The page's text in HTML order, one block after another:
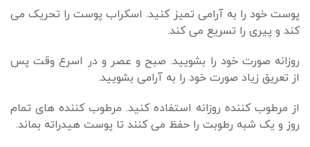
پوست خود را به آرامی تمیز کنید. اسکراب پوست را تحریک می
کند و پیری را تسریع می کند.
روزانه صورت خود را بشویید. صبح و عصر و در اسرع وقت پس
از تعریق زیاد صورت خود را به آرامی بشویید.
از مرطوب کننده روزانه استفاده کنید. مرطوب کننده های تمام
روز و یک شبه رطوبت را حفظ می کنند تا پوست هیدراته بماند.